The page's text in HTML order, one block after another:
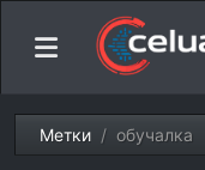
Метки обучалка